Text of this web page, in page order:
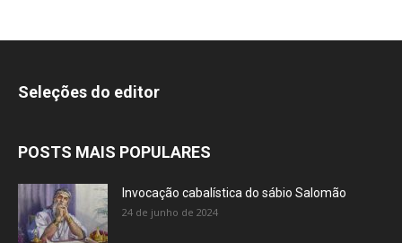
Seleções do editor
POSTS MAIS POPULARES
Invocação cabalística do sábio Salomão
24 de junho de 2024